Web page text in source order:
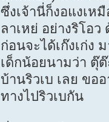
ซึ่งเจ้านี่ก็งอแงเห
ลาเหย่ อย่างริโอ
ก่อนจะได้เก๊งเก่ง
เด็กน้อยนามว่า ตุ๊
บ้านริวเบ เลย ขอ
ทางไปริวเบกัน